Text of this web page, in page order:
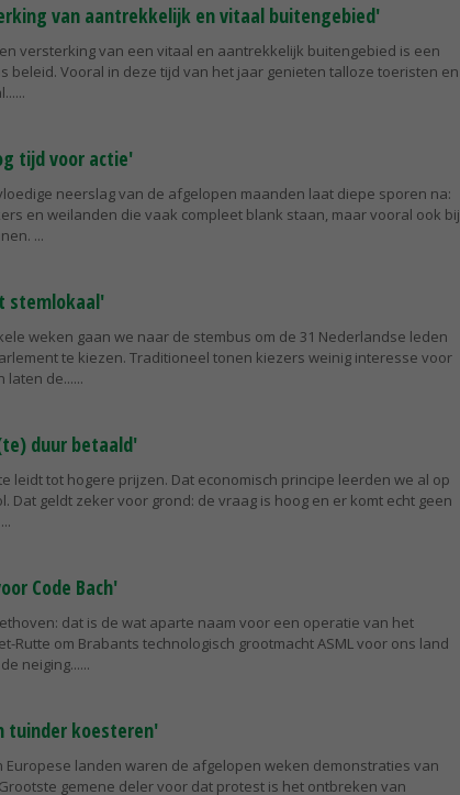
van aantrekkelijk en vitaal buitengebied'
versterking van een vitaal en aantrekkelijk buitengebied is een
beleid. Vooral in deze tijd van het jaar genieten talloze toeristen en
tijd voor actie'
neerslag van de afgelopen maanden laat diepe sporen na:
en weilanden die vaak compleet blank staan, maar vooral ook bij
stemlokaal'
weken gaan we naar de stembus om de 31 Nederlandse leden
te kiezen. Traditioneel tonen kiezers weinig interesse voor
laten de...
duur betaald'
leidt tot hogere prijzen. Dat economisch principe leerden we al op
Dat geldt zeker voor grond: de vraag is hoog en er komt echt geen
Code Bach'
dat is de wat aparte naam voor een operatie van het
Rutte om Brabants technologisch grootmacht ASML voor ons land
neiging...
tuinder koesteren'
Europese landen waren de afgelopen weken demonstraties van
gemene deler voor dat protest is het ontbreken van